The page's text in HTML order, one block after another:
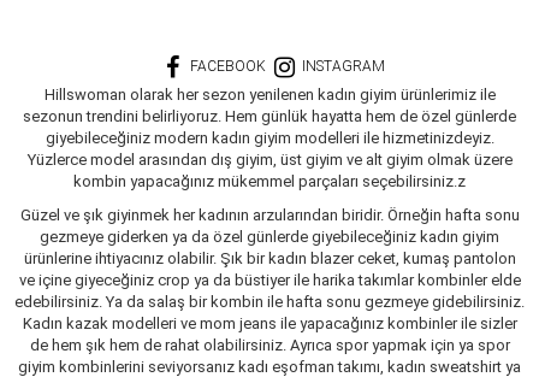
FACEBOOK INSTAGRAM
Hillswoman olarak her sezon yenilenen kadın giyim ürünlerimiz ile
sezonun trendini belirliyoruz. Hem günlük hayatta hem de özel günlerde
giyebileceğiniz modern kadın giyim modelleri ile hizmetinizdeyiz.
Yüzlerce model arasından dış giyim, üst giyim ve alt giyim olmak üzere
kombin yapacağınız mükemmel parçaları seçebilirsiniz.z
Güzel ve şık giyinmek her kadının arzularından biridir. Örneğin hafta sonu
gezmeye giderken ya da özel günlerde giyebileceğiniz kadın giyim
ürünlerine ihtiyacınız olabilir. Şık bir kadın blazer ceket, kumaş pantolon
ve içine giyeceğiniz crop ya da büstiyer ile harika takımlar kombinler elde
edebilirsiniz. Ya da salaş bir kombin ile hafta sonu gezmeye gidebilirsiniz.
Kadın kazak modelleri ve mom jeans ile yapacağınız kombinler ile sizler
de hem şık hem de rahat olabilirsiniz. Ayrıca spor yapmak için ya spor
giyim kombinlerini seviyorsanız kadı eşofman takımı, kadın sweatshirt ya